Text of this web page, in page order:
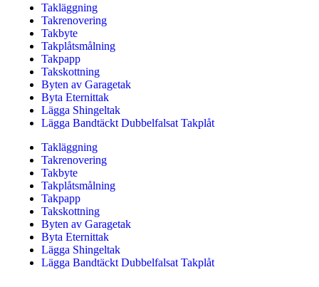
Takläggning
Takrenovering
Takbyte
Takplåtsmålning
Takpapp
Takskottning
Byten av Garagetak
Byta Eternittak
Lägga Shingeltak
Lägga Bandtäckt Dubbelfalsat Takplåt
Takläggning
Takrenovering
Takbyte
Takplåtsmålning
Takpapp
Takskottning
Byten av Garagetak
Byta Eternittak
Lägga Shingeltak
Lägga Bandtäckt Dubbelfalsat Takplåt